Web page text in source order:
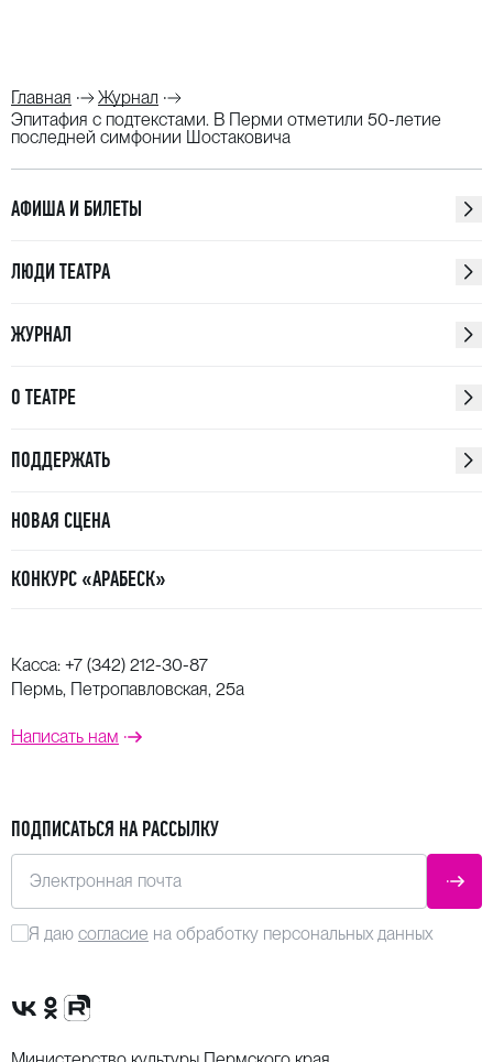
Главная
Журнал
Эпитафия с подтекстами. В Перми отметили 50-летие
последней симфонии Шостаковича
АФИША И БИЛЕТЫ
ЛЮДИ ТЕАТРА
ЖУРНАЛ
О ТЕАТРЕ
ПОДДЕРЖАТЬ
НОВАЯ СЦЕНА
КОНКУРС «АРАБЕСК»
Касса: +7 (342) 212-30-87
Пермь, Петропавловская, 25а
Написать нам
ПОДПИСАТЬСЯ НА РАССЫЛКУ
Электронная почта
Я даю согласие на обработку персональных данных
Сообщество VK
Группа в одноклассниках
Канал Rutube